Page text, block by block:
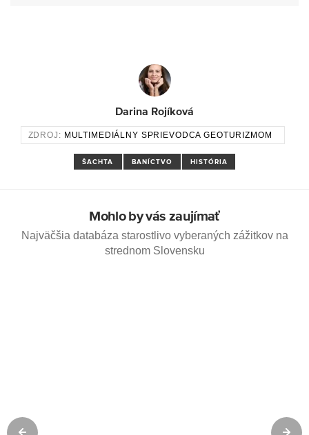
Darina Rojíková
ZDROJ: MULTIMEDIÁLNY SPRIEVODCA GEOTURIZMOM
ŠACHTA BANÍCTVO HISTÓRIA
Mohlo by vás zaujímať
Najväčšia databáza starostlivo vyberaných zážitkov na
strednom Slovensku